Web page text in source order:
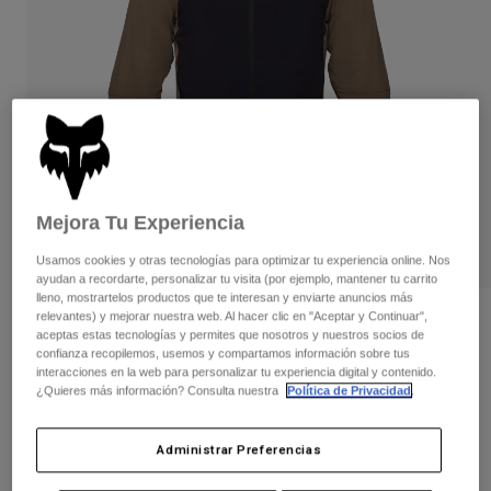
Pantalones largos
Pantalones cortos
Chaquetas y chalecos
Protecciones
Gafas de protección
Calcetines
Recambios
Pantalones
Guantes
Chaquetas
Gafas de protección
Calcetines
Mochilas y accesorios
Recambios
Mujer
Chaquetas
Pantalones
Camisas
Ver todo
Niños
Gafas de Protección
Ver todo
Moto
Cascos
Camisetas
Pantalones
Botas
Protecciones
Guantes
Gafas de Protección
Opiniones
Chaqueta Defend Fire Alpha®
Mejora Tu Experiencia
Usamos cookies y otras tecnologías para optimizar tu experiencia online. Nos
ayudan a recordarte, personalizar tu visita (por ejemplo, mantener tu carrito
lleno, mostrartelos productos que te interesan y enviarte anuncios más
relevantes) y mejorar nuestra web. Al hacer clic en "Aceptar y Continuar",
aceptas estas tecnologías y permites que nosotros y nuestros socios de
confianza recopilemos, usemos y compartamos información sobre tus
interacciones en la web para personalizar tu experiencia digital y contenido.
¿Quieres más información? Consulta nuestra
Política de Privacidad
Administrar Preferencias